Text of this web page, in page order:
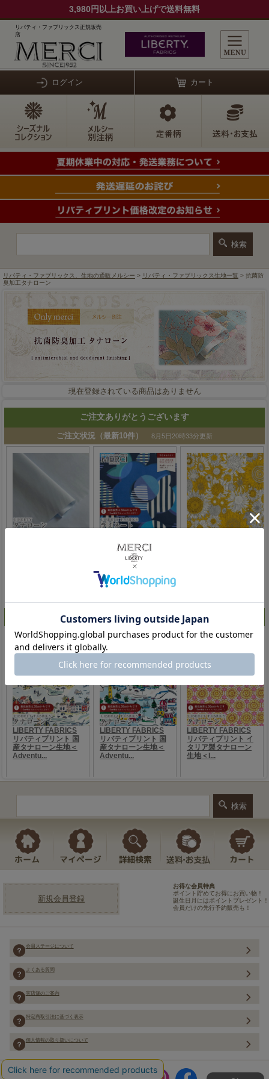
3,980円以上お買い上げで送料無料
リバティ・ファブリックス正規販売
店
ログイン カート
リバティ・ファブリックス、生地の通販メルシー > リバティ・ファブリックス生地一覧 > 抗菌防
臭加工タナローン
現在登録されている商品はありません
ご注文ありがとうございます
人気ランキング
新規会員登録
お得な会員特典
ポイント貯めてお得にお買い物！
誕生日月にはポイントプレゼント！
会員だけの先行予約販売も！
会員ステージについて
よくある質問
実店舗のご案内
特定商取引法に基づく表示
個人情報の取り扱いについて